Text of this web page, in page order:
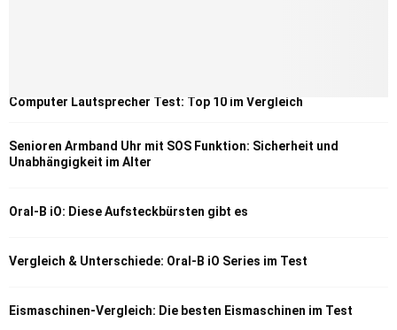
Computer Lautsprecher Test: Top 10 im Vergleich
Senioren Armband Uhr mit SOS Funktion: Sicherheit und
Unabhängigkeit im Alter
Oral-B iO: Diese Aufsteckbürsten gibt es
Vergleich & Unterschiede: Oral-B iO Series im Test
Eismaschinen-Vergleich: Die besten Eismaschinen im Test